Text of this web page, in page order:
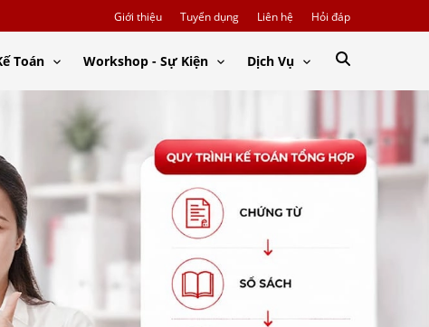
Giới thiệu Tuyển dụng Liên hệ Hỏi đáp
Toán Workshop - Sự Kiện Dịch Vụ